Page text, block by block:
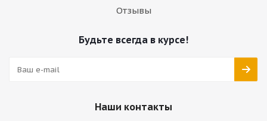
Отзывы
Будьте всегда в курсе!
Наши контакты